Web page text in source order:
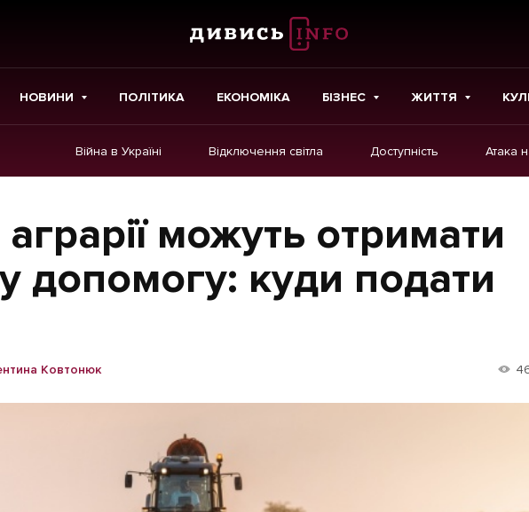
НОВИНИ ПОЛІТИКА ЕКОНОМІКА БІЗНЕС ЖИТТЯ
Війна в Україні Відключення світла Доступність Атака
Картки
Репортаж
аграрії можуть отримати
допомогу: куди подати
Ковтонюк